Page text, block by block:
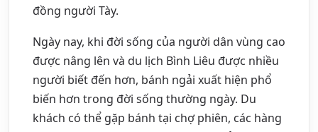
đồng người Tày.
Ngày nay, khi đời sống của người dân vùng cao
được nâng lên và du lịch Bình Liêu được nhiều
người biết đến hơn, bánh ngải xuất hiện phổ
biến hơn trong đời sống thường ngày. Du
khách có thể gặp bánh tại chợ phiên, các hàng